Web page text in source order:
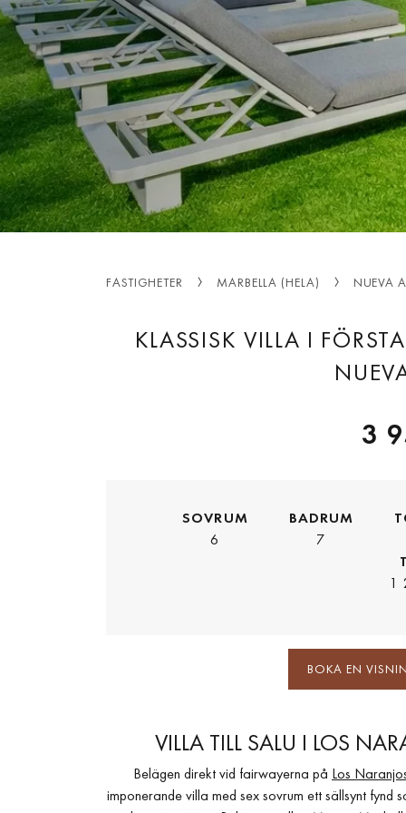
FASTIGHETER MARBELLA (HELA) NUEVA
KLASSISK VILLA I
3
SOVRUM
6
BADRUM
7
1
BOKA EN
VILLA TILL SALU I LOS
Belägen direkt vid fairwayerna på Los
imponerande villa med sex sovrum ett sällsynt fynd